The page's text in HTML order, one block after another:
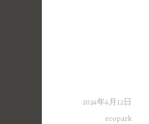
2024年4月12日
ecopark